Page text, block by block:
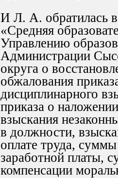
И Л. А. обратилась
«Средняя
Управлению
Администрации
округа о
обжалования
дисциплинарного
приказа о
взыскания
в должности,
оплате труда,
заработной платы,
компенсации